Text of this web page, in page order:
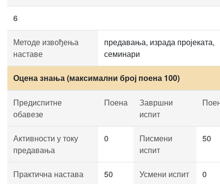
6
Методе извођења
наставе
предавања, израда пројеката,
семинари
Оцена знања (максимални број поена 100)
Предиспитне
обавезе
Поена
Завршни
испит
Активности у току
предавања
0
Писмени
испит
50
Практична настава 50 Усмени испит 0